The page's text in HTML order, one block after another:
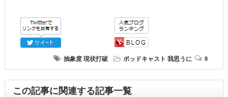
抽象度 現状打破 ポッドキャスト 我思うに 0
この記事に関連する記事一覧